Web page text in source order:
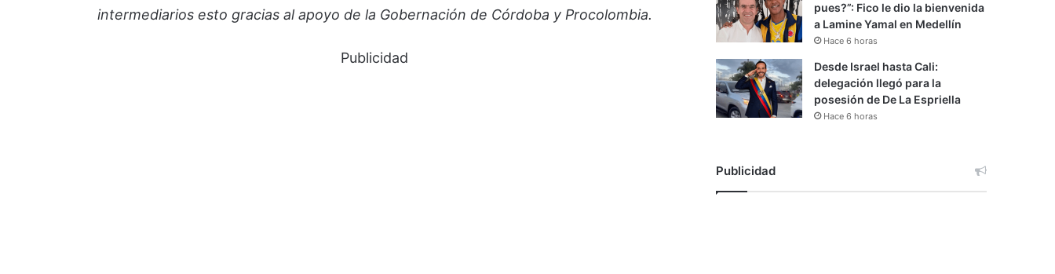
intermediarios esto gracias al apoyo de la Gobernación de Córdoba y Procolombia.
Publicidad
pues?”: Fico le dio la bienvenida
a Lamine Yamal en Medellín
Hace 6 horas
Desde Israel hasta Cali:
delegación llegó para la
posesión de De La Espriella
Hace 6 horas
Publicidad